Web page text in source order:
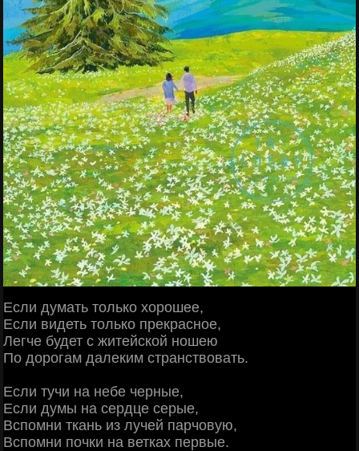
Если думать только хорошее,
Если видеть только прекрасное,
Легче будет с житейской ношею
По дорогам далеким странствовать.
Если тучи на небе черные,
Если думы на сердце серые,
Вспомни ткань из лучей парчовую,
Вспомни почки на ветках первые.